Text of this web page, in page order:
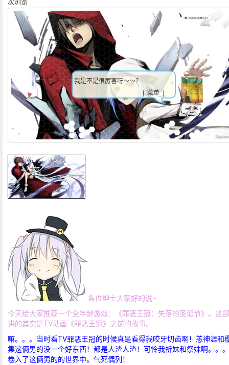
各位绅士大家好的说~
今天给大家推荐一个全年龄游戏：《罪恶王冠：失落的圣诞节》。这
讲的其实是TV动画《罪恶王冠》之前的故事。
嘛。。。当时看TV罪恶王冠的时候真是看得我咬牙切齿啊！恙神涯和
集这俩男的没一个好东西！都是人渣人渣！可怜我祈妹和祭妹啊。。
卷入了这俩男的的世界中。气死偶列！
我是不是很厉害呀～～？
| 菜单 |